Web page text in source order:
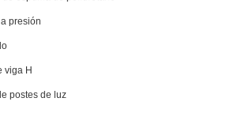
presión
viga H
postes de luz